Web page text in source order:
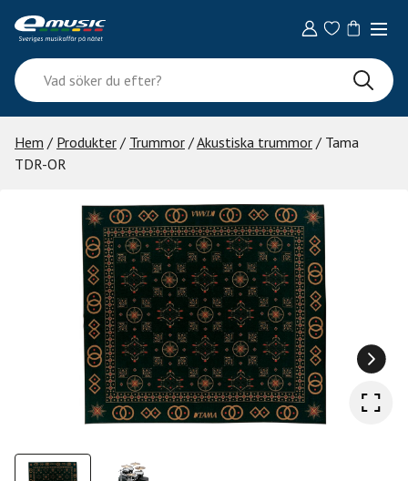
content
Vad
söker
du
efter?
Hem / Produkter / Trummor /Akustiska trummor / Tama
TDR-OR